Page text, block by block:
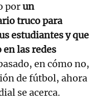
porun
truco para
estudiantes y que
en las redes
en cómo no,
de fútbol, ahora
se acerca.